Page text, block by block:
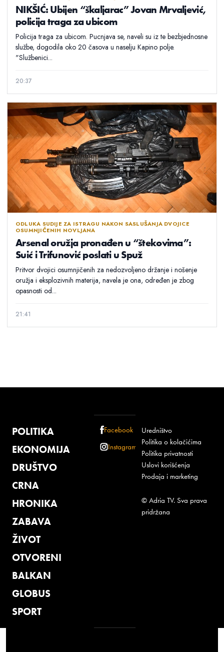
NIKŠIĆ: Ubijen “škaljarac” Jovan Mrvaljević,
policija traga za ubicom
Policija traga za ubicom. Pucnjava se, naveli su iz te bezbjednosne
službe, dogodila oko 20 časova u naselju Kapino polje.
"Službenici...
20:37
ODLUKA SUDIJE ZA ISTRAGU NAKON SASLUŠANJA DVOJICE
OSUMNJIČENIH NOVLJANA
Arsenal oružja pronađen u “štekovima”:
Suić i Trifunović poslati u Spuž
Pritvor dvojici osumnjičenih za nedozvoljeno držanje i nošenje
oružja i eksplozivnih materija, navela je ona, određen je zbog
opasnosti od...
21:41
POLITIKA
EKONOMIJA
DRUŠTVO
CRNA
HRONIKA
ZABAVA
ŽIVOT
OTVORENI
BALKAN
GLOBUS
SPORT
Facebook
Instagram
Uredništvo
Politika o kolačićima
Politika privatnosti
Uslovi korišćenja
Prodaja i marketing
© Adria TV. Sva prava
pridržana